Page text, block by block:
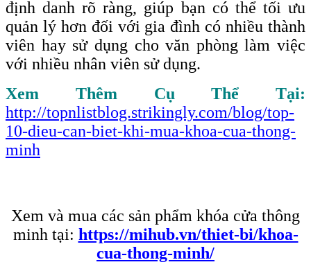
định danh rõ ràng, giúp bạn có thể tối ưu
quản lý hơn đối với gia đình có nhiều thành
viên hay sử dụng cho văn phòng làm việc
với nhiều nhân viên sử dụng.
Xem Thêm Cụ Thể Tại:
http://topnlistblog.strikingly.com/blog/top-
10-dieu-can-biet-khi-mua-khoa-cua-thong-
minh
Xem và mua các sản phẩm khóa cửa thông
minh tại: https://mihub.vn/thiet-bi/khoa-
cua-thong-minh/